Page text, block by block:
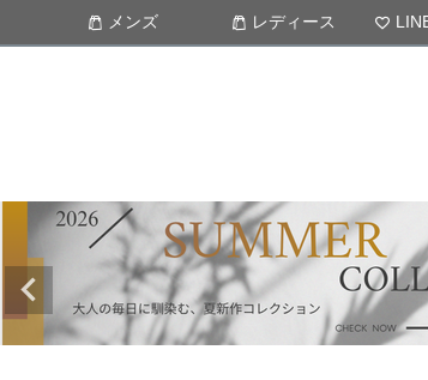
メンズ レディース